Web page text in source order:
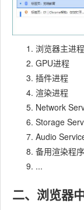
浏览器主进程
GPU进程
插件进程
渲染进程
Network
Storage
Audio
备用渲染程序
...
二、浏览器